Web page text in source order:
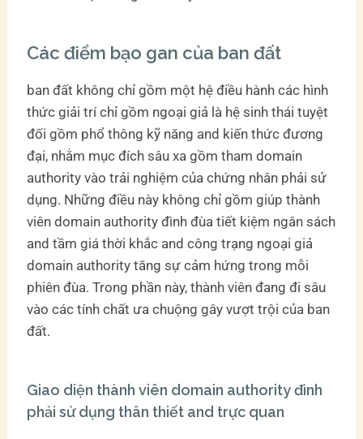
Các điểm bạo gan của ban đất
ban đất không chỉ gồm một hệ điều hành các hình
thức giải trí chỉ gồm ngoại giả là hệ sinh thái tuyệt
đối gồm phổ thông kỹ năng and kiến thức đương
đại, nhằm mục đích sâu xa gồm tham domain
authority vào trải nghiệm của chứng nhân phải sử
dụng. Những điều này không chỉ gồm giúp thành
viên domain authority đình đùa tiết kiệm ngân sách
and tầm giá thời khắc and công trạng ngoại giả
domain authority tăng sự cảm hứng trong mỗi
phiên đùa. Trong phần này, thành viên đang đi sâu
vào các tính chất ưa chuộng gây vượt trội của ban
đất.
Giao diện thành viên domain authority đình
phải sử dụng thân thiết and trực quan